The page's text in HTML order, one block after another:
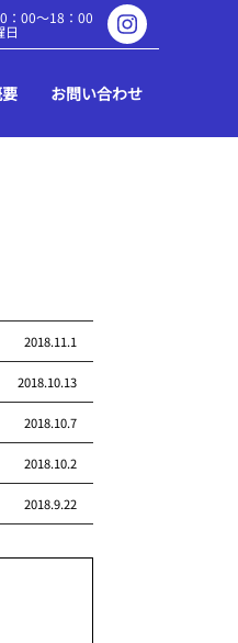
：00～18：00
日
お問い合わせ
2018.11.1
2018.10.13
2018.10.7
2018.10.2
2018.9.22